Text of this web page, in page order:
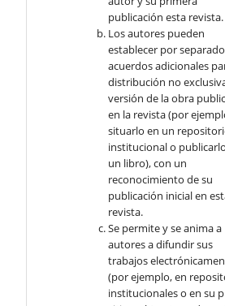
publicación esta revista.
Los autores pueden
establecer por separado
acuerdos adicionales
distribución no
versión de la obra
en la revista (por
situarlo en un
institucional o
un libro), con un
reconocimiento de su
publicación inicial en
revista.
Se permite y se anima a
autores a difundir sus
trabajos
(por ejemplo, en
institucionales o en su